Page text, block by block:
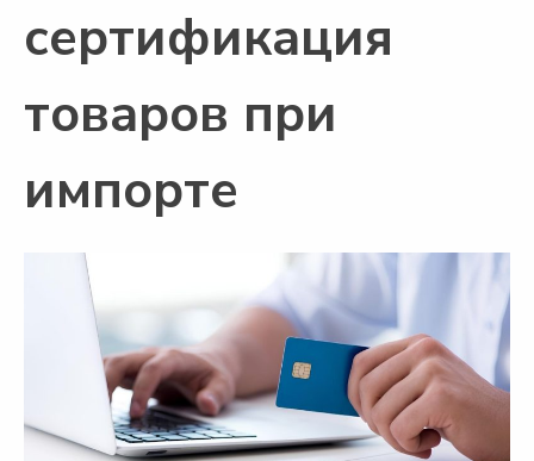
сертификация
товаров при
импорте